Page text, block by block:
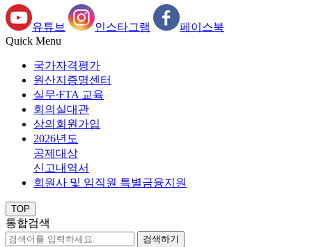
유튜브 인스타그램
페이스북
Quick Menu
국가자격평가
원산지증명센터
실무∙FTA 교육
회의실대관
상의회원가입
2026년도
공제대상
신고내역서
회원사 및 임직원 특별금융지원
TOP
통합검색
검색하기